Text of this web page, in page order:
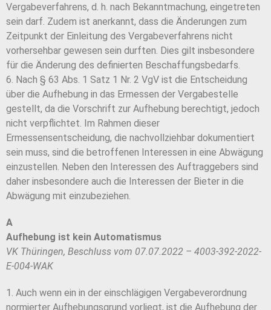
Vergabeverfahrens, d. h. nach Bekanntmachung, eingetreten
sein darf. Zudem ist anerkannt, dass die Änderungen zum
Zeitpunkt der Einleitung des Vergabeverfahrens nicht
vorhersehbar gewesen sein durften. Dies gilt insbesondere
für die Änderung des definierten Beschaffungsbedarfs.
6. Nach § 63 Abs. 1 Satz 1 Nr. 2 VgV ist die Entscheidung
über die Aufhebung in das Ermessen der Vergabestelle
gestellt, da die Vorschrift zur Aufhebung berechtigt, jedoch
nicht verpflichtet. Im Rahmen dieser
Ermessensentscheidung, die nachvollziehbar dokumentiert
sein muss, sind die betroffenen Interessen in eine Abwägung
einzustellen. Neben den Interessen des Auftraggebers sind
daher insbesondere auch die Interessen der Bieter in die
Abwägung mit einzubeziehen.
A
Aufhebung ist kein Automatismus
VK Thüringen, Beschluss vom 07.07.2022 – 4003-392-2022-
E-004-WAK
1. Auch wenn ein in der einschlägigen Vergabeverordnung
normierter Aufhebungsgrund vorliegt, ist die Aufhebung der